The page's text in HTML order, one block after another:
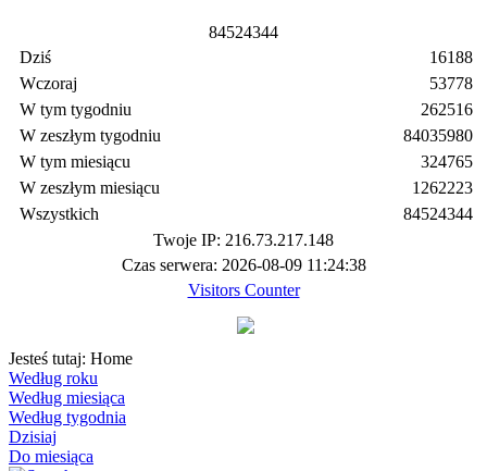
84524344
Dziś
Wczoraj
W tym tygodniu
W zeszłym tygodniu
W tym miesiącu
W zeszłym miesiącu
Wszystkich
16188
53778
262516
84035980
324765
1262223
84524344
Twoje IP: 216.73.217.148
Czas serwera: 2026-08-09 11:24:38
Visitors Counter
Jesteś tutaj: Home
Według roku
Według miesiąca
Według tygodnia
Dzisiaj
Do miesiąca